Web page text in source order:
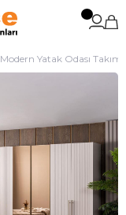
Modern Yatak Odası Takımı